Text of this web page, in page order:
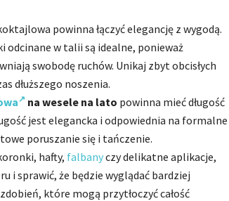
powinna łączyć elegancję z wygodą.
odcinane w talii są idealne, ponieważ
swobodę ruchów. Unikaj zbyt obcisłych
dłuższego noszenia.
na wesele na lato powinna mieć długość
jest elegancka i odpowiednia na formalne
poruszanie się i tańczenie.
hafty, falbanyczy delikatne aplikacje,
i sprawić, że będzie wyglądać bardziej
które mogą przytłoczyć całość